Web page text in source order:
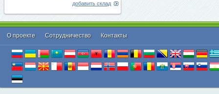
добавить склад
О проекте Cотрудничество Контакты